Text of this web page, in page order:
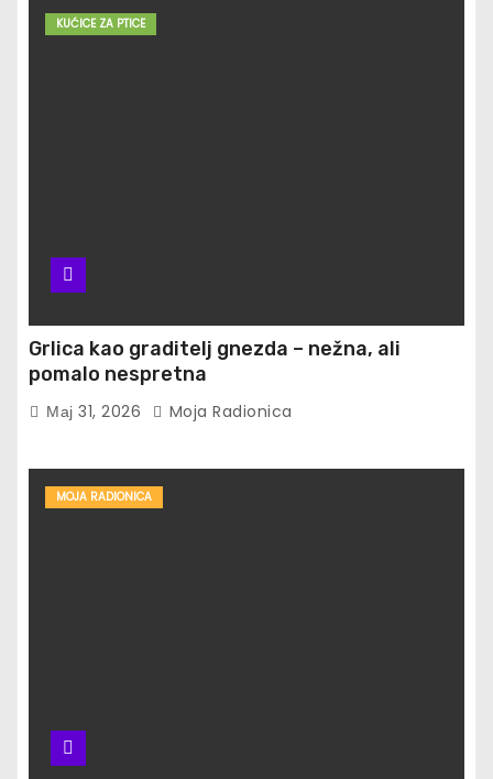
KUĆICE ZA PTICE
Grlica kao graditelj gnezda – nežna, ali
pomalo nespretna
Мај 31, 2026 Moja Radionica
MOJA RADIONICA